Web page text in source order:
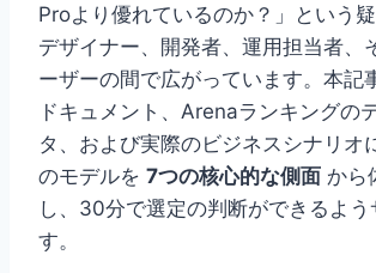
Proより優れているのか？」という
デザイナー、開発者、運用担当者、
ーザーの間で広がっています。本記
ドキュメント、Arenaランキングの
タ、および実際のビジネスシナリオ
のモデルを 7つの核心的な側面 から
し、30分で選定の判断ができるよう
す。